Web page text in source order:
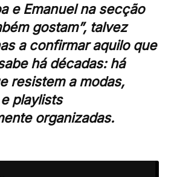
e Emanuel na secção
gostam”, talvez
a confirmar aquilo que
há décadas: há
resistem a modas,
playlists
organizadas.